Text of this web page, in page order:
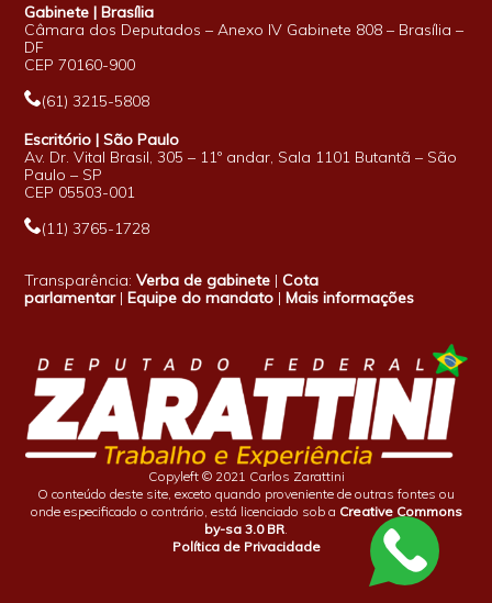
Gabinete | Brasília
Câmara dos Deputados – Anexo IV Gabinete 808 – Brasília –
DF
CEP 70160-900
(61) 3215-5808
Escritório | São Paulo
Av. Dr. Vital Brasil, 305 – 11º andar, Sala 1101 Butantã – São
Paulo – SP
CEP 05503-001
(11) 3765-1728
Transparência:Verba de gabinete |Cota
parlamentar|Equipe do mandato |Mais informações
Copyleft © 2021 Carlos Zarattini
O conteúdo deste site, exceto quando proveniente de outras fontes ou
onde especificado o contrário, está licenciado sob a Creative Commons
by-sa 3.0 BR
Política de Privacidade